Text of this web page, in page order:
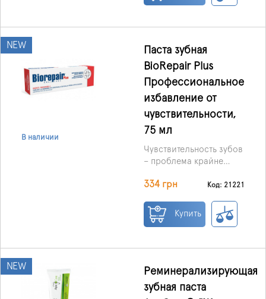
NEW
В наличии
Паста зубная
BioRepair Plus
Профессиональное
избавление от
чувствительности,
75 мл
Чувствительность зубов
– проблема крайне
достаточно сложная,
порой непросто.
Первым шагом к ее
зубной пасты, с
убедительным
названием
334 грн Код: 21221
Купить
NEW
Pеминерализирующая
зубная паста